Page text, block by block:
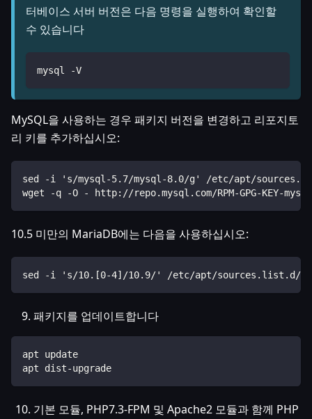
터베이스 서버 버전은 다음 명령을 실행하여 확인할
수 있습니다
mysql -V
MySQL을 사용하는 경우 패키지 버전을 변경하고 리포지토
리 키를 추가하십시오:
sed -i 's/mysql-5.7/mysql-8.0/g' /etc/apt/
wget -q -O - http://repo.mysql.com/RPM-GPG-KEY-
10.5 미만의 MariaDB에는 다음을 사용하십시오:
sed -i 's/10.[0-4]/10.9/' /etc/apt/sources.list.d/
패키지를 업데이트합니다
apt update
apt dist-upgrade
기본 모듈, PHP7.3-FPM 및 Apache2 모듈과 함께 PHP